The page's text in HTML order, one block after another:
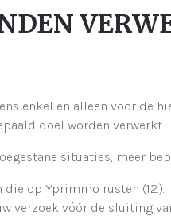
enkel en alleen voor de
doel worden verwerkt.
situaties, meer
op Yprimmo rusten (12.).
verzoek vóór de sluiting